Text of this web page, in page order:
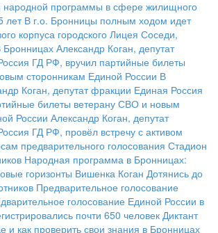
народной программы в сфере жилищного
лет В г.о. Бронницы полным ходом идет
корпуса городского Лицея Соседи,
Бронницах Александр Коган, депутат
ГД РФ, вручил партийные билеты
сторонникам Единой России В
Коган, депутат фракции Единая Россия
билеты ветерану СВО и новым
России Александр Коган, депутат
ГД РФ, провёл встречу с активом
предварительного голосования Стадион
Народная программа в Бронницах:
горизонты Вишенка Коган Дотянись до
Предварительное голосование
голосование Единой России в
почти 650 человек Диктант
и как проверить свои знания в Бронницах